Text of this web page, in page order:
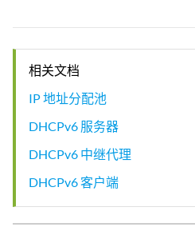
相关文档
IP 地址分配池
DHCPv6 服务器
DHCPv6 中继代理
DHCPv6 客户端